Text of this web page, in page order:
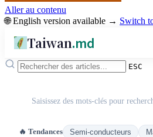
Aller au contenu
🌐 English version available → Switch
Taiwan.md
ESC
Saisissez des mots-clés pour
🔥 Tendances Semi-conducteurs